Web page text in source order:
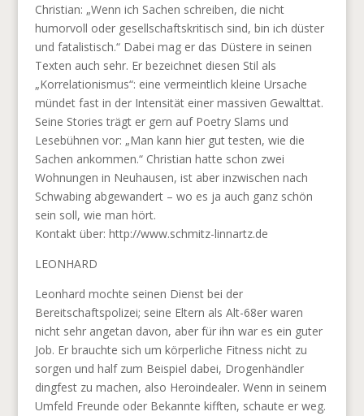
Christian: „Wenn ich Sachen schreiben, die nicht
humorvoll oder gesellschaftskritisch sind, bin ich düster
und fatalistisch.“ Dabei mag er das Düstere in seinen
Texten auch sehr. Er bezeichnet diesen Stil als
„Korrelationismus“: eine vermeintlich kleine Ursache
mündet fast in der Intensität einer massiven Gewalttat.
Seine Stories trägt er gern auf Poetry Slams und
Lesebühnen vor: „Man kann hier gut testen, wie die
Sachen ankommen.“ Christian hatte schon zwei
Wohnungen in Neuhausen, ist aber inzwischen nach
Schwabing abgewandert – wo es ja auch ganz schön
sein soll, wie man hört.
Kontakt über: http://www.schmitz-linnartz.de
LEONHARD
Leonhard mochte seinen Dienst bei der
Bereitschaftspolizei; seine Eltern als Alt-68er waren
nicht sehr angetan davon, aber für ihn war es ein guter
Job. Er brauchte sich um körperliche Fitness nicht zu
sorgen und half zum Beispiel dabei, Drogenhändler
dingfest zu machen, also Heroindealer. Wenn in seinem
Umfeld Freunde oder Bekannte kifften, schaute er weg.